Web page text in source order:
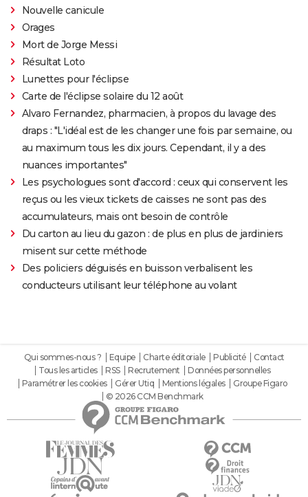
Nouvelle canicule
Orages
Mort de Jorge Messi
Résultat Loto
Lunettes pour l'éclipse
Carte de l'éclipse solaire du 12 août
Alvaro Fernandez, pharmacien, à propos du lavage des
draps : "L'idéal est de les changer une fois par semaine, ou
au maximum tous les dix jours. Cependant, il y a des
nuances importantes"
Les psychologues sont d'accord : ceux qui conservent les
reçus ou les vieux tickets de caisses ne sont pas des
accumulateurs, mais ont besoin de contrôle
Du carton au lieu du gazon : de plus en plus de jardiniers
misent sur cette méthode
Des policiers déguisés en buisson verbalisent les
conducteurs utilisant leur téléphone au volant
Qui sommes-nous ? Equipe Charte éditoriale Publicité
Contact
Tous les articles
RSS Recrutement
Données personnelles
Paramétrer les cookies
Gérer Utiq Mentions légales
Groupe Figaro
© 2026 CCM Benchmark